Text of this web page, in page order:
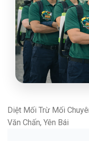
Diệt Mối Trừ Mối
Văn Chấn, Yên Bái